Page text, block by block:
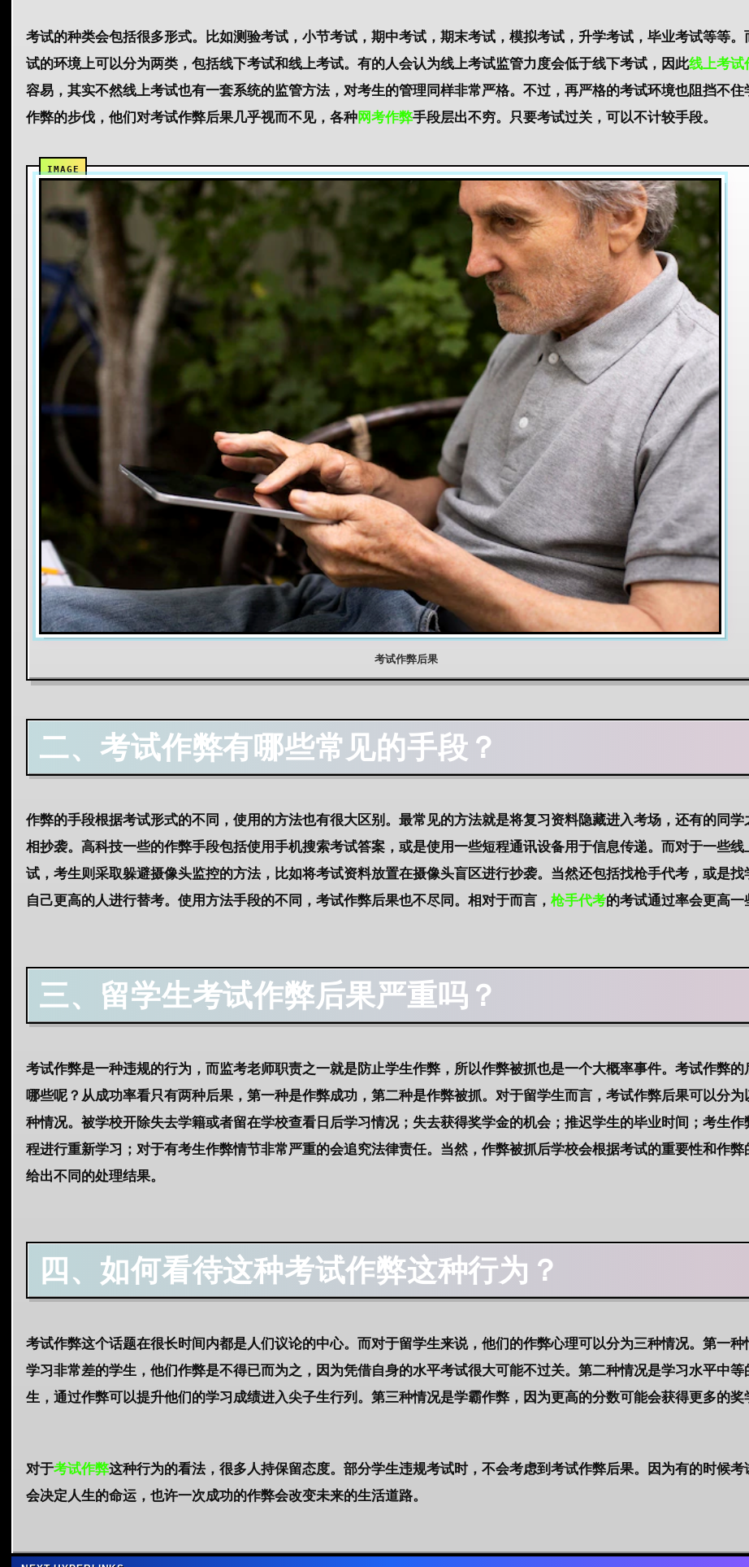
考试的种类会包括很多形式。比如测验考试，小节考试，期中考试，期末考试，模拟考试，升学考试，毕业考试等等。
试的环境上可以分为两类，包括线下考试和线上考试。有的人会认为线上考试监管力度会低于线下考试，因此线上考试
容易，其实不然线上考试也有一套系统的监管方法，对考生的管理同样非常严格。不过，再严格的考试环境也阻挡不住
作弊的步伐，他们对考试作弊后果几乎视而不见，各种网考作弊手段层出不穷。只要考试过关，可以不计较手段。
考试作弊后果
二、考试作弊有哪些常见的手段？
作弊的手段根据考试形式的不同，使用的方法也有很大区别。最常见的方法就是将复习资料隐藏进入考场，还有的同学
相抄袭。高科技一些的作弊手段包括使用手机搜索考试答案，或是使用一些短程通讯设备用于信息传递。而对于一些线
试，考生则采取躲避摄像头监控的方法，比如将考试资料放置在摄像头盲区进行抄袭。当然还包括找枪手代考，或是找
自己更高的人进行替考。使用方法手段的不同， 考试作弊后果也不尽同。相对于而言， 枪手代考的考试通过率会更高一
三、留学生考试作弊后果严重吗？
考试作弊是一种违规的行为，而监考老师职责之一就是防止学生作弊，所以作弊被抓也是一个大概率事件。考试作弊的
哪些呢？从成功率看只有两种后果，第一种是作弊成功，第二种是作弊被抓。对于留学生而言， 考试作弊后果可以分为
种情况。被学校开除失去学籍或者留在学校查看日后学习情况；失去获得奖学金的机会；推迟学生的毕业时间；考生作
程进行重新学习；对于有考生作弊情节非常严重的会追究法律责任。当然，作弊被抓后学校会根据考试的重要性和作弊
给出不同的处理结果。
四、如何看待这种考试作弊这种行为？
考试作弊这个话题在很长时间内都是人们议论的中心。而对于留学生来说，他们的作弊心理可以分为三种情况。第一种
学习非常差的学生，他们作弊是不得已而为之，因为凭借自身的水平考试很大可能不过关。第二种情况是学习水平中等
生，通过作弊可以提升他们的学习成绩进入尖子生行列。第三种情况是学霸作弊，因为更高的分数可能会获得更多的奖
对于考试作弊这种行为的看法，很多人持保留态度。部分学生违规考试时，不会考虑到 考试作弊后果。因为有的时候考
会决定人生的命运，也许一次成功的作弊会改变未来的生活道路。